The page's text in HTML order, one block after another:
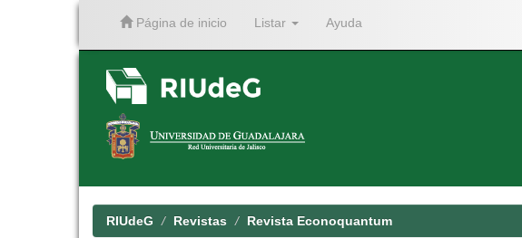
Página de inicio Listar Ayuda
RIUdeG Revistas Revista Econoquantum